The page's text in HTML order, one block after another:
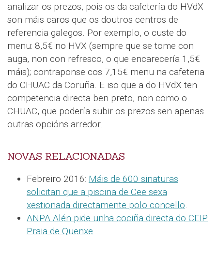
analizar os prezos, pois os da cafetería do HVdX
son máis caros que os doutros centros de
referencia galegos. Por exemplo, o custe do
menu: 8,5€ no HVX (sempre que se tome con
auga, non con refresco, o que encarecería 1,5€
máis); contraponse cos 7,15€ menu na cafeteria
do CHUAC da Coruña. E iso que a do HVdX ten
competencia directa ben preto, non como o
CHUAC, que podería subir os prezos sen apenas
outras opcións arredor.
NOVAS RELACIONADAS
Febreiro 2016: Máis de 600 sinaturas
solicitan que a piscina de Cee sexa
xestionada directamente polo concello.
ANPA Alén pide unha cociña directa do CEIP
Praia de Quenxe.